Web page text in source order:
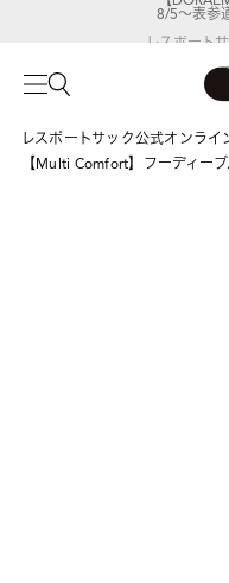
レスポート
レスポートサック公式オンライ
【Multi Comfort】フーディー